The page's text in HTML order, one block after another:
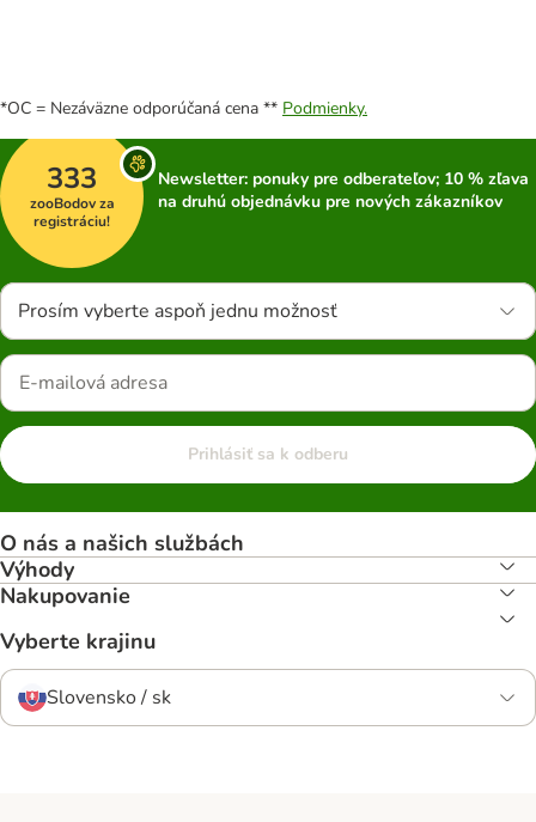
*OC = Nezáväzne odporúčaná cena ** Podmienky.
333
zooBodov za
registráciu!
Newsletter: ponuky pre odberateľov; 10 % zľava
na druhú objednávku pre nových zákazníkov
Prosím vyberte aspoň jednu možnosť
Prihlásiť sa k odberu
O nás a našich službách
Výhody
Nakupovanie
Vyberte krajinu
Slovensko / sk